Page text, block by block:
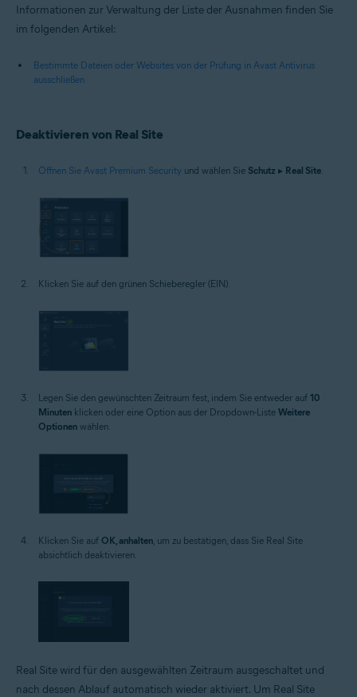
Informationen zur Verwaltung der Liste der Ausnahmen finden Sie
im folgenden Artikel:
Bestimmte Dateien oder Websites von der Prüfung in Avast Antivirus
ausschließen
Deaktivieren von Real Site
Öffnen Sie Avast Premium Security und wählen Sie Schutz ▸ Real Site.
Klicken Sie auf den grünen Schieberegler (EIN).
Legen Sie den gewünschten Zeitraum fest, indem Sie entweder auf 10
Minuten klicken oder eine Option aus der Dropdown-Liste Weitere
Optionen wählen.
Klicken Sie auf OK, anhalten , um zu bestätigen, dass Sie Real Site
absichtlich deaktivieren.
Real Site wird für den ausgewählten Zeitraum ausgeschaltet und
nach dessen Ablauf automatisch wieder aktiviert. Um Real Site